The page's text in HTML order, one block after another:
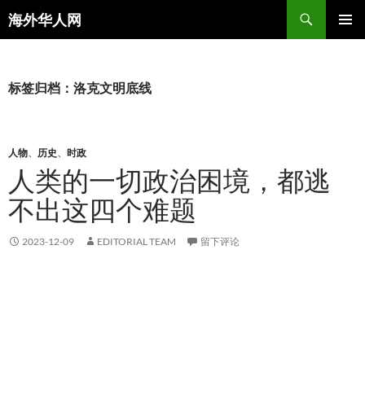
海外华人网
搜
索
文
标签归档：洛克文明底线
人物、 历史、 时政
人类的一切政治困境，都逃
不出这四个难题
2023-12-09 EDITORIAL TEAM 留下评论